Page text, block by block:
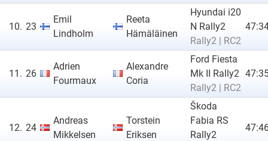
10. 23
Emil
Lindholm
Reeta
Hämäläinen
Hyundai i20
N Rally2
Rally2 | RC2
11. 26
Adrien
Fourmaux
Alexandre
Coria
Ford Fiesta
Mk II Rally2
Rally2 | RC2
12. 24
Andreas
Mikkelsen
Torstein
Eriksen
Škoda
Fabia RS
Rally2